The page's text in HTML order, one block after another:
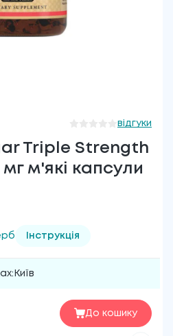
відгуки
Triple Strength
м'які капсули
Інструкція
Київ
До кошику